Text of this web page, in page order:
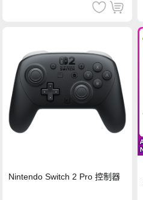
Nintendo Switch 2 Pro 控制器